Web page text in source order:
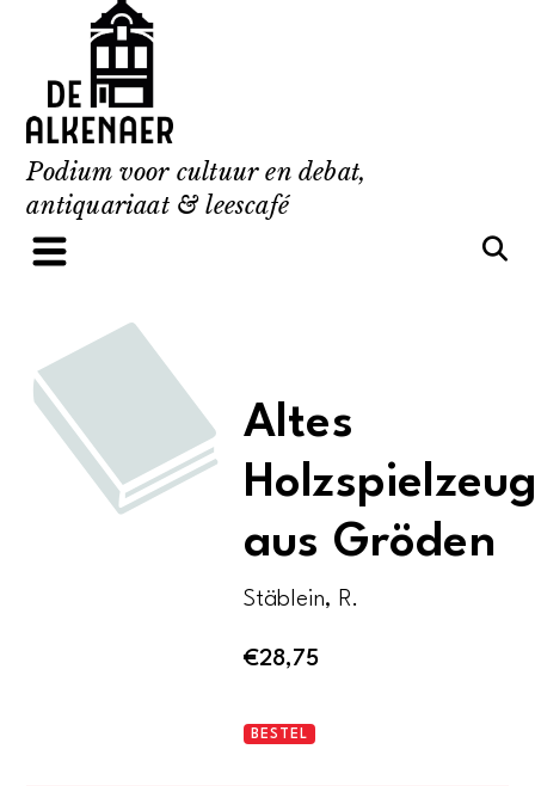
content
Podium voor cultuur en debat,
antiquariaat & leescafé
Altes
aus Gröden
Stäblein, R.
€28,75
Altes
BESTEL